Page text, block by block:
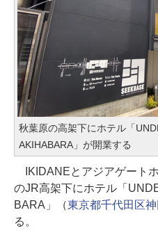
秋葉原の高架下にホテル「
AKIHABARA」が開業する
IKIDANEとアジアゲート
のJR高架下にホテル「
BARA」（東京都千代田区
る。